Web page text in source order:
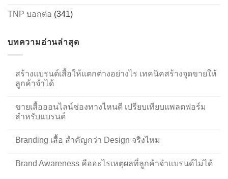
TNP บอกต่อ (341)
บทความอ่านล่าสุด
สร้างแบรนด์เสื้อให้แตกต่างอย่างไร เทคนิคสร้างจุดขายให้
ลูกค้าจำได้
ขายเสื้อออนไลน์ช่องทางไหนดี เปรียบเทียบแพลตฟอร์ม
สำหรับแบรนด์
Branding เสื้อ สำคัญกว่า Design จริงไหม
Brand Awareness คืออะไรเหตุผลที่ลูกค้าจำแบรนด์ไม่ได้